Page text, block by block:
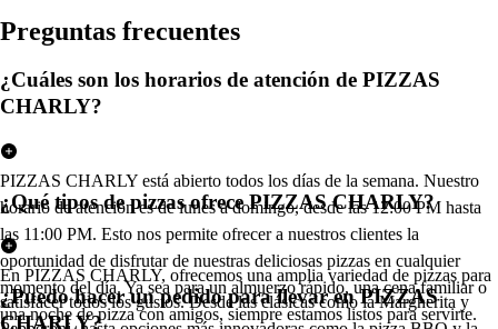
Preguntas frecuentes
¿Cuáles son los horarios de atención de PIZZAS
CHARLY?
PIZZAS CHARLY está abierto todos los días de la semana. Nuestro
horario de atención es de lunes a domingo, desde las 12:00 PM hasta
las 11:00 PM. Esto nos permite ofrecer a nuestros clientes la
oportunidad de disfrutar de nuestras deliciosas pizzas en cualquier
momento del día. Ya sea para un almuerzo rápido, una cena familiar o
una noche de pizza con amigos, siempre estamos listos para servirte.
¿Qué tipos de pizzas ofrece PIZZAS CHARLY?
En PIZZAS CHARLY, ofrecemos una amplia variedad de pizzas para
satisfacer todos los gustos. Desde las clásicas como la Margherita y
¿Puedo hacer un pedido para llevar en PIZZAS
CHARLY?